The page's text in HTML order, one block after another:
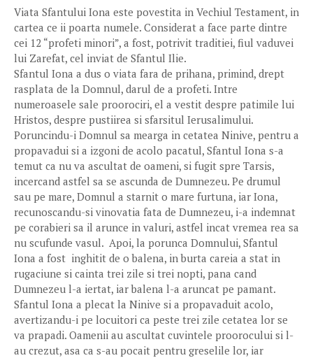
Viata Sfantului Iona este povestita in Vechiul Testament, in
cartea ce ii poarta numele. Considerat a face parte dintre
cei 12 “profeti minori”, a fost, potrivit traditiei, fiul vaduvei
lui Zarefat, cel inviat de Sfantul Ilie.
Sfantul Iona a dus o viata fara de prihana, primind, drept
rasplata de la Domnul, darul de a profeti. Intre
numeroasele sale proorociri, el a vestit despre patimile lui
Hristos, despre pustiirea si sfarsitul Ierusalimului.
Poruncindu-i Domnul sa mearga in cetatea Ninive, pentru a
propavadui si a izgoni de acolo pacatul, Sfantul Iona s-a
temut ca nu va ascultat de oameni, si fugit spre Tarsis,
incercand astfel sa se ascunda de Dumnezeu. Pe drumul
sau pe mare, Domnul a starnit o mare furtuna, iar Iona,
recunoscandu-si vinovatia fata de Dumnezeu, i-a indemnat
pe corabieri sa il arunce in valuri, astfel incat vremea rea sa
nu scufunde vasul. Apoi, la porunca Domnului, Sfantul
Iona a fost inghitit de o balena, in burta careia a stat in
rugaciune si cainta trei zile si trei nopti, pana cand
Dumnezeu l-a iertat, iar balena l-a aruncat pe pamant.
Sfantul Iona a plecat la Ninive si a propavaduit acolo,
avertizandu-i pe locuitori ca peste trei zile cetatea lor se
va prapadi. Oamenii au ascultat cuvintele proorocului si l-
au crezut, asa ca s-au pocait pentru greselile lor, iar